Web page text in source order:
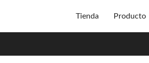
Tienda Producto